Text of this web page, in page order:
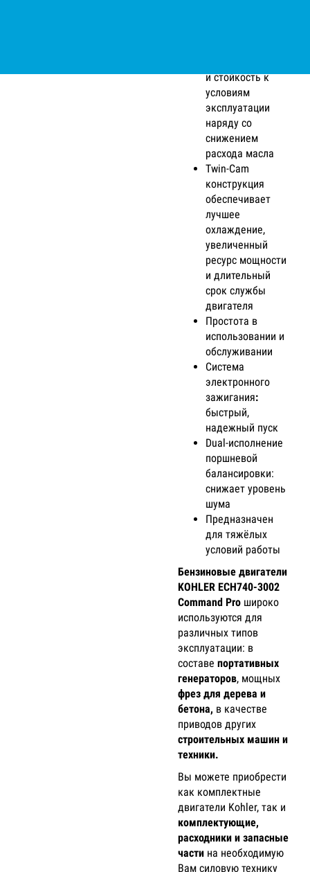
и стойкость к
условиям
эксплуатации
наряду со
снижением
расхода масла
Twin-Cam
конструкция
обеспечивает
лучшее
охлаждение,
увеличенный
ресурс мощности
и длительный
срок службы
двигателя
Простота в
использовании и
обслуживании
Система
электронного
зажигания:
быстрый,
надежный пуск
Dual-исполнение
поршневой
балансировки:
снижает уровень
шума
Предназначен
для тяжёлых
условий работы
Бензиновые двигатели
KOHLER ECH740-3002
Command Pro широко
используются для
различных типов
эксплуатации: в
составе портативных
генераторов, мощных
фрез для дерева и
бетона, в качестве
приводов других
строительных машин и
техники.
Вы можете приобрести
как комплектные
двигатели Kohler, так и
комплектующие,
расходники и запасные
части на необходимую
Вам силовую технику